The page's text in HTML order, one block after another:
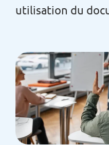
utilisation du